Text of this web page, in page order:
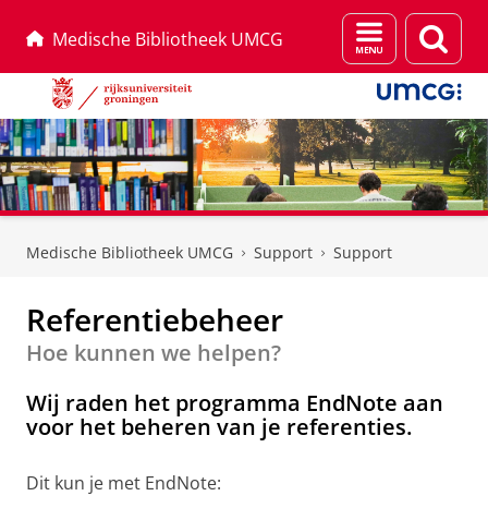
Medische Bibliotheek UMCG
Menu
en
zoeken
Medische Bibliotheek UMCG Support Support
Referentiebeheer
Hoe kunnen we helpen?
Wij raden het programma EndNote aan
voor het beheren van je referenties.
Dit kun je met EndNote: